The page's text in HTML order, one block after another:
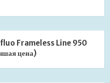
Frameless Line 950
цена)